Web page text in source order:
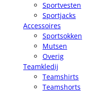
Sportvesten
Sportjacks
Accessoires
Sportsokken
Mutsen
Overig
Teamkledij
Teamshirts
Teamshorts